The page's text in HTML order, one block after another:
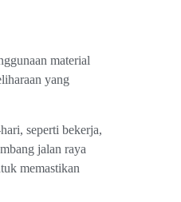
material
yang
seperti bekerja,
jalan raya
memastikan